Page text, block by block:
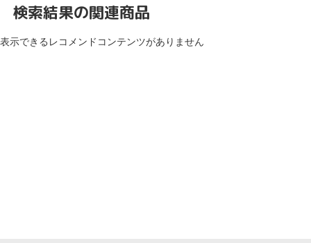
検索結果の関連商品
表示できるレコメンドコンテンツがありません